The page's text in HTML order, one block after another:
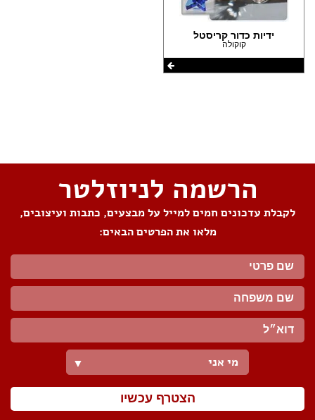
ידיות כדור קריסטל
קוקולה
הרשמה לניוזלטר
לקבלת עדכונים חמים למייל על מבצעים, כתבות ועיצובים,
מלאו את הפרטים הבאים:
מי אני ▼
הצטרף עכשיו